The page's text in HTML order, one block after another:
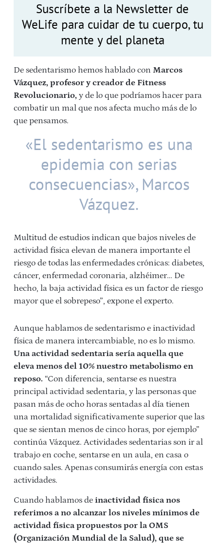
Suscríbete a la Newsletter de
WeLife para cuidar de tu cuerpo, tu
mente y del planeta
De sedentarismo hemos hablado con Marcos
Vázquez, profesor y creador de Fitness
Revolucionario, y de lo que podríamos hacer para
combatir un mal que nos afecta mucho más de lo
que pensamos.
«El sedentarismo es una
epidemia con serias
consecuencias», Marcos
Vázquez.
Multitud de estudios indican que bajos niveles de
actividad física elevan de manera importante el
riesgo de todas las enfermedades crónicas: diabetes,
cáncer, enfermedad coronaria, alzhéimer… De
hecho, la baja actividad física es un factor de riesgo
mayor que el sobrepeso”, expone el experto.
Aunque hablamos de sedentarismo e inactividad
física de manera intercambiable, no es lo mismo.
Una actividad sedentaria sería aquella que
eleva menos del 10% nuestro metabolismo en
reposo. “Con diferencia, sentarse es nuestra
principal actividad sedentaria, y las personas que
pasan más de ocho horas sentadas al día tienen
una mortalidad significativamente superior que las
que se sientan menos de cinco horas, por ejemplo”
continúa Vázquez. Actividades sedentarias son ir al
trabajo en coche, sentarse en un aula, en casa o
cuando sales. Apenas consumirás energía con estas
actividades.
Cuando hablamos de inactividad física nos
referimos a no alcanzar los niveles mínimos de
actividad física propuestos por la OMS
(Organización Mundial de la Salud), que se